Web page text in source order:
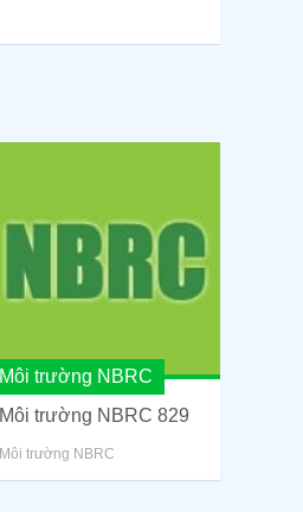
Môi trường NBRC
Môi trường NBRC 829
Môi trường NBRC